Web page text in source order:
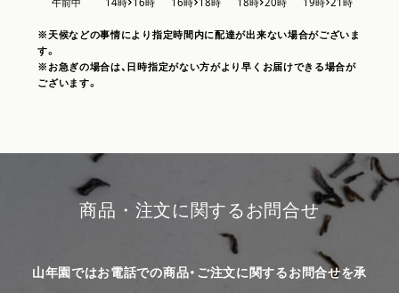
※天候などの事情により指定時間内に配達が出来ない場合がございま
す。
※お急ぎの場合は、日時指定がない方がより早くお届けできる場合が
ございます。
商品・注文に関するお問合せ
山年園ではお電話での商品・ご注文に関するお問合せを承